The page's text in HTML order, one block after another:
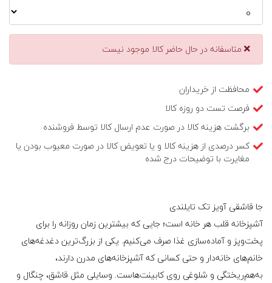
متاسفانه در حال حاضر کالا موجود نیست
محافظت از خریداران
فرصت تست دو روزه کالا
برگشت هزینه کالا در صورت عدم ارسال کالا توسط فروشنده
کسر درصدی از هزینه کالا و یا تعویض کالا در صورت معیوب بودن یا
مغایرت با توضیحات درج شده
جا قاشقی آویز تک تایلندی
آشپزخانه قلب هر خانه است؛ جایی که بیشترین زمان روزانه را برای
پخت‌وپز و آماده‌سازی غذا صرف می‌کنیم. یکی از بزرگ‌ترین دغدغه‌های
خانم‌های خانه‌دار و حتی کسانی که آشپزخانه‌های مدرن دارند،
به‌هم‌ریختگی و شلوغی روی کابینت‌هاست. وسایلی مثل قاشق، چنگال و